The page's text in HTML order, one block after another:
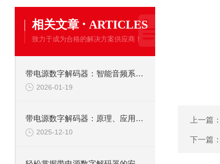
相关文章 · ARTICLES
致力于成为合格的解决方案供应商！
带电源数字解码器：智能音频系统的核心枢纽
2026-01-19
带电源数字解码器：原理、应用与技术剖析
2025-12-10
上一篇
下一篇